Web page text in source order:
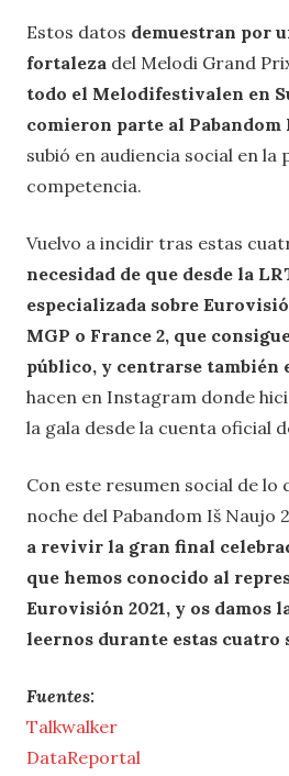
Estos datos demuestran por
fortaleza del Melodi Grand
todo el Melodifestivalen en
comieron parte al Pabandom
subió en audiencia social en la
competencia.
Vuelvo a incidir tras estas
necesidad de que desde la
especializada sobre
MGP o France 2, que
público, y centrarse
hacen en Instagram donde
la gala desde la cuenta oficial
Con este resumen social de lo
noche del Pabandom Iš Naujo
a revivir la gran final
que hemos conocido al
Eurovisión 2021, y os damos
leernos durante estas cuatro
Fuentes:
Talkwalker
DataReportal